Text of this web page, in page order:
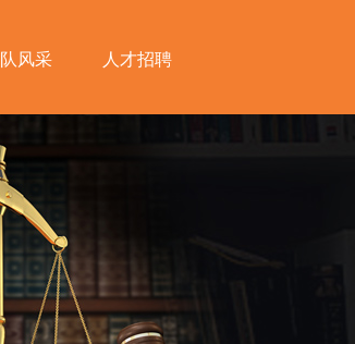
风采 人才招聘